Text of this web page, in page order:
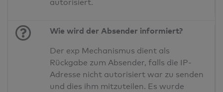
autorisiert.
Wie wird der Absender informiert?
Der exp Mechanismus dient als
Rückgabe zum Absender, falls die IP-
Adresse nicht autorisiert war zu senden
und dies ihm mitzuteilen. Es wurde